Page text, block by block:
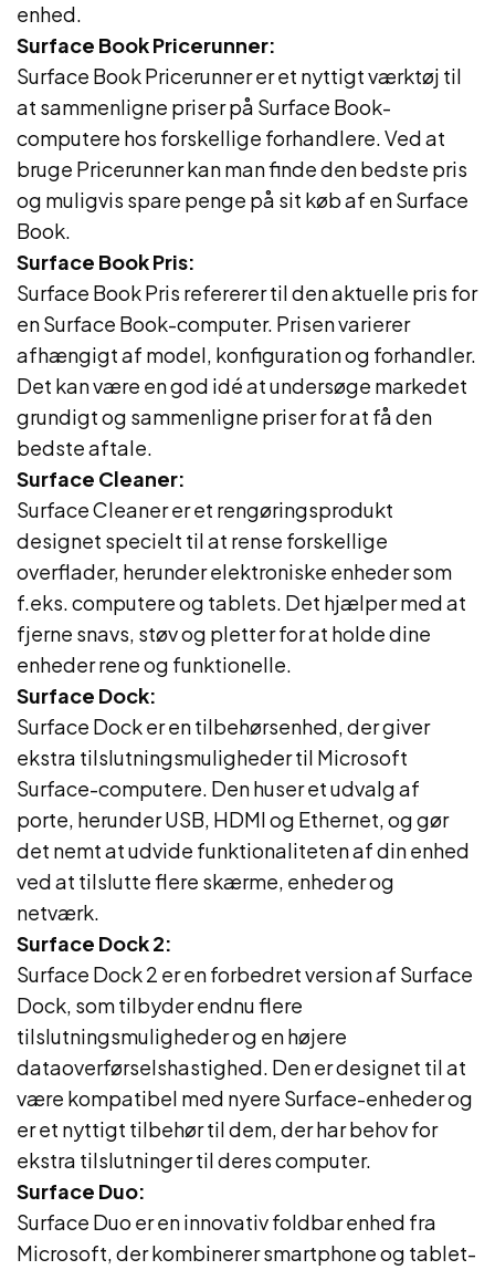
enhed.
Surface Book Pricerunner:
Surface Book Pricerunner er et nyttigt værktøj til
at sammenligne priser på Surface Book-
computere hos forskellige forhandlere. Ved at
bruge Pricerunner kan man finde den bedste pris
og muligvis spare penge på sit køb af en Surface
Book.
Surface Book Pris:
Surface Book Pris refererer til den aktuelle pris for
en Surface Book-computer. Prisen varierer
afhængigt af model, konfiguration og forhandler.
Det kan være en god idé at undersøge markedet
grundigt og sammenligne priser for at få den
bedste aftale.
Surface Cleaner:
Surface Cleaner er et rengøringsprodukt
designet specielt til at rense forskellige
overflader, herunder elektroniske enheder som
f.eks. computere og tablets. Det hjælper med at
fjerne snavs, støv og pletter for at holde dine
enheder rene og funktionelle.
Surface Dock:
Surface Dock er en tilbehørsenhed, der giver
ekstra tilslutningsmuligheder til Microsoft
Surface-computere. Den huser et udvalg af
porte, herunder USB, HDMI og Ethernet, og gør
det nemt at udvide funktionaliteten af din enhed
ved at tilslutte flere skærme, enheder og
netværk.
Surface Dock 2:
Surface Dock 2 er en forbedret version af Surface
Dock, som tilbyder endnu flere
tilslutningsmuligheder og en højere
dataoverførselshastighed. Den er designet til at
være kompatibel med nyere Surface-enheder og
er et nyttigt tilbehør til dem, der har behov for
ekstra tilslutninger til deres computer.
Surface Duo:
Surface Duo er en innovativ foldbar enhed fra
Microsoft, der kombinerer smartphone og tablet-